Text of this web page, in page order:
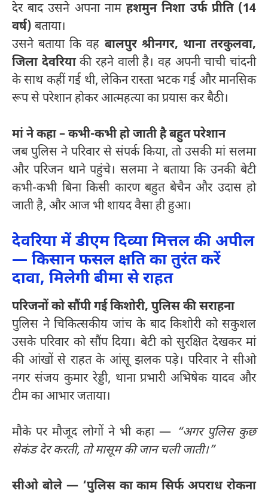
देर बाद उसने अपना नामहशमुन निशा उर्फ प्रीति (14
वर्ष) बताया।
उसने बताया कि वह बालपुर श्रीनगर, थाना तरकुलवा,
जिला देवरियाकी रहने वाली है। वह अपनी चाची चांदनी
के साथ कहीं गई थी, लेकिन रास्ता भटक गई और मानसिक
रूप से परेशान होकर आत्महत्या का प्रयास कर बैठी।
मां ने कहा – कभी-कभी हो जाती है बहुत परेशान
जब पुलिस ने परिवार से संपर्क किया, तो उसकी मां सलमा
और परिजन थाने पहुंचे। सलमा ने बताया कि उनकी बेटी
कभी-कभी बिना किसी कारण बहुत बेचैन और उदास हो
जाती है, और आज भी शायद वैसा ही हुआ।
देवरिया में डीएम दिव्या मित्तल की अपील
— किसान फसल क्षति का तुरंत करें
दावा, मिलेगी बीमा से राहत
परिजनों को सौंपी गई किशोरी, पुलिस की सराहना
पुलिस ने चिकित्सकीय जांच के बाद किशोरी को सकुशल
उसके परिवार को सौंप दिया। बेटी को सुरक्षित देखकर मां
की आंखों से राहत के आंसू झलक पड़े। परिवार ने सीओ
नगर संजय कुमार रेड्डी, थाना प्रभारी अभिषेक यादव और
टीम का आभार जताया।
मौके पर मौजूद लोगों ने भी कहा — “अगर पुलिस कुछ
सेकंड देर करती, तो मासूम की जान चली जाती।”
सीओ बोले — ‘पुलिस का काम सिर्फ अपराध रोकना